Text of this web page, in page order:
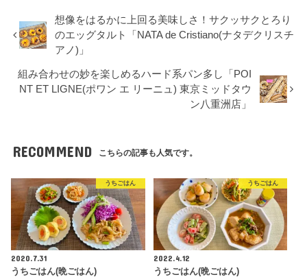
想像をはるかに上回る美味しさ！サクッサクとろり
のエッグタルト「NATA de Cristiano(ナタデクリスチ
アノ)」
組み合わせの妙を楽しめるハード系パン多し「POI
NT ET LIGNE(ポワン エ リーニュ) 東京ミッドタウ
ン八重洲店」
RECOMMEND こちらの記事も人気です。
うちごはん
2020.7.31
うちごはん(晩ごはん)
うちごはん
2022.4.12
うちごはん(晩ごはん)